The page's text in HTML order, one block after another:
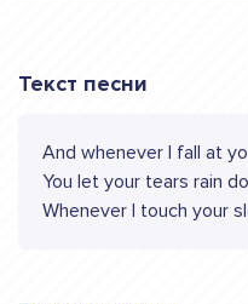
Текст песни
And whenever I fall at
You let your tears rain
Whenever I touch your